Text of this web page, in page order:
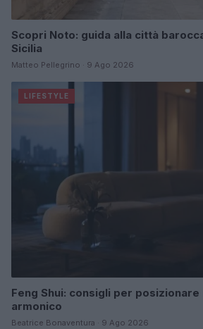
Scopri Noto: guida alla città
Sicilia
Matteo Pellegrino · 9 Ago 2026
LIFESTYLE
Feng Shui: consigli per posizionare
armonico
Beatrice Bonaventura · 9 Ago 2026